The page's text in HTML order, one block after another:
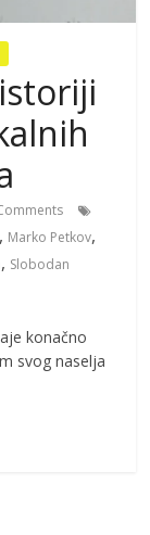
, Marko Petkov,
, Slobodan
konačno
svog naselja